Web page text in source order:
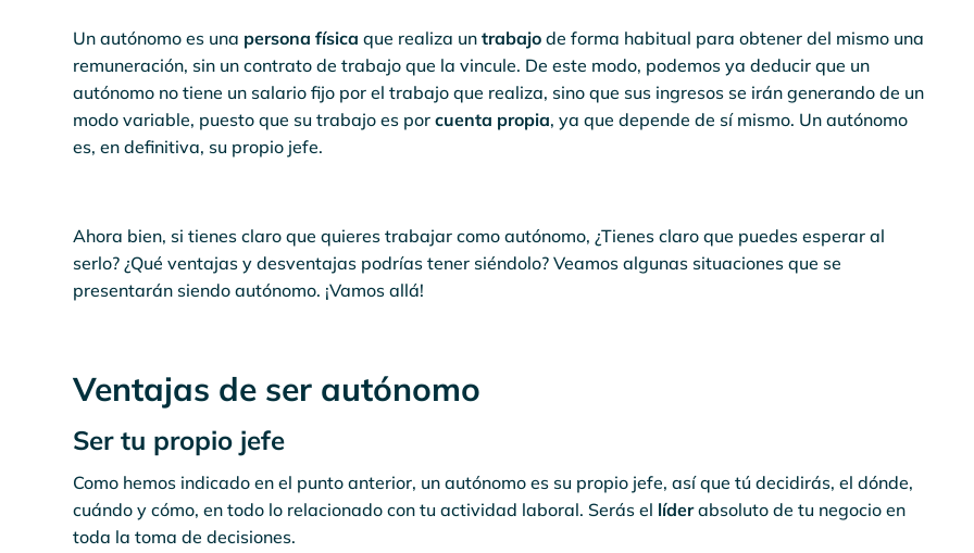
Un autónomo es una persona física que realiza untrabajo de forma habitual para obtener del mismo una
remuneración, sin un contrato de trabajo que la vincule. De este modo, podemos ya deducir que un
autónomo no tiene un salario fijo por el trabajo que realiza, sino que sus ingresos se irán generando de un
modo variable, puesto que su trabajo es porcuenta propia, ya que depende de sí mismo. Un autónomo
es, en definitiva, su propio jefe.
Ahora bien, si tienes claro que quieres trabajar como autónomo, ¿Tienes claro que puedes esperar al
serlo? ¿Qué ventajas y desventajas podrías tener siéndolo? Veamos algunas situaciones que se
presentarán siendo autónomo. ¡Vamos allá!
Ventajas de ser autónomo
Ser tu propio jefe
Como hemos indicado en el punto anterior, un autónomo es su propio jefe, así que tú decidirás, el dónde,
cuándo y cómo, en todo lo relacionado con tu actividad laboral. Serás el líderabsoluto de tu negocio en
toda la toma de decisiones.